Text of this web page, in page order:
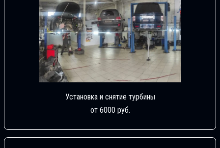
Установка и снятие турбины
от 6000 руб.